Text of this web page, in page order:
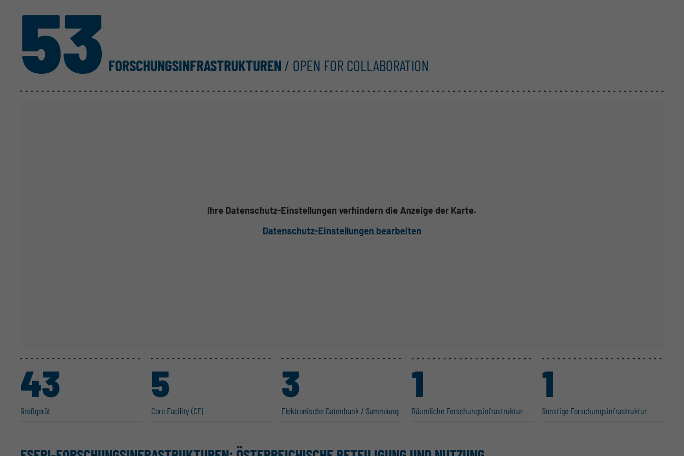
53 FORSCHUNGS­INFRASTRUKTUREN / OPEN FOR COLLABORATION
Ihre Datenschutz-Einstellungen verhindern die Anzeige der Karte.
Datenschutz-Einstellungen bearbeiten
Großgerät
43
Core Facility (CF)
5
Elektro­nische Datenbank / Sammlung
3
Räumliche Forschungs­in­fra­struktur
1
Sonstige Forschungs­in­fra­struktur
1